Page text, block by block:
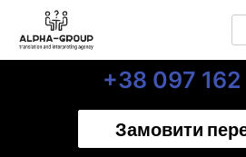
+38 097 162
Замовити